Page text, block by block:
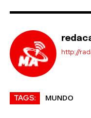
http://
TAGS: MUNDO